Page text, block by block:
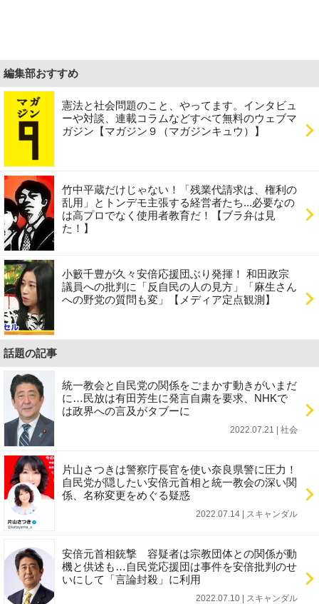
編集部おすすめ
憲法と社会問題のこと、やってます。インタビュ
ーや対談、連載コラムなどすべて無料のウェブマ
ガジン【マガジン９（マガジンキュウ）】
竹中平蔵だけじゃない！「残業代請求は、権利の
乱用」とトンデモ主張する経営者たち...必要なの
は高プロでなく使用者教育だ！【ブラ弁は見
た！】
小籔千豊が久々安倍応援団ぶり発揮！ 和田政宗
議員への批判に「反自民の人の見方」「麻生さん
への野党の質問も変」【メディア定点観測】
話題の記事
統一教会と自民党の関係をごまかす動きがいまだ
に…民放は有田芳生に発言自粛を要求、NHKで
は政界への言及がタブーに
2022.07.21 | 社会
片山さつきは警察庁長官を使い奈良県警に圧力！
自民党が隠したい安倍元首相と統一教会の深い関
係、名称変更をめぐる疑惑
2022.07.14 | スキャンダル
安倍元首相銃撃 容疑者は宗教団体との関係が動
機と供述も…自民党応援団は事件を安倍批判のせ
いにして「言論封殺」に利用
2022.07.10 | スキャンダル